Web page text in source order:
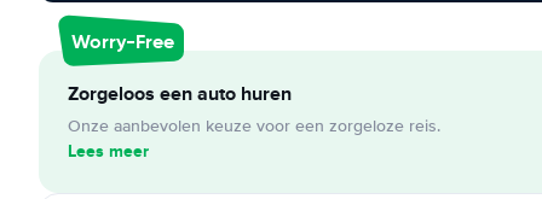
Worry-Free
Zorgeloos een auto huren
Onze aanbevolen keuze voor een zorgeloze reis.
Lees meer